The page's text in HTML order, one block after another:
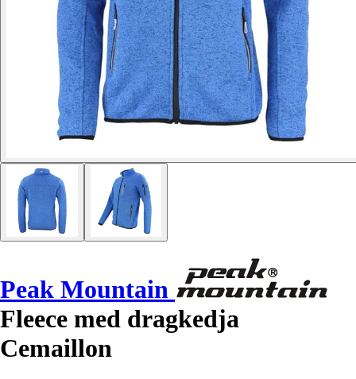
Peak Mountain
Fleece med dragkedja
Cemaillon